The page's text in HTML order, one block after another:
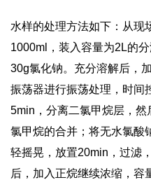
水样的处理方法如下：从现
1000ml，装入容量为2L的
30g氯化钠。充分溶解后，
振荡器进行振荡处理，时间
5min，分离二氯甲烷层，
氯甲烷的合并；将无水氯酸
轻摇晃，放置20min，过滤
后，加入正烷继续浓缩，容